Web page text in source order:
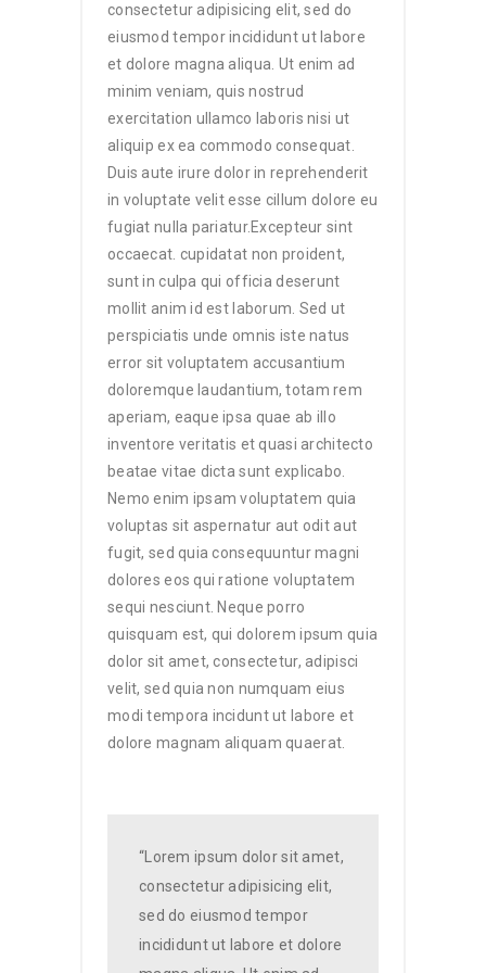
consectetur adipisicing elit, sed do
eiusmod tempor incididunt ut labore
et dolore magna aliqua. Ut enim ad
minim veniam, quis nostrud
exercitation ullamco laboris nisi ut
aliquip ex ea commodo consequat.
Duis aute irure dolor in reprehenderit
in voluptate velit esse cillum dolore eu
fugiat nulla pariatur.Excepteur sint
occaecat. cupidatat non proident,
sunt in culpa qui officia deserunt
mollit anim id est laborum. Sed ut
perspiciatis unde omnis iste natus
error sit voluptatem accusantium
doloremque laudantium, totam rem
aperiam, eaque ipsa quae ab illo
inventore veritatis et quasi architecto
beatae vitae dicta sunt explicabo.
Nemo enim ipsam voluptatem quia
voluptas sit aspernatur aut odit aut
fugit, sed quia consequuntur magni
dolores eos qui ratione voluptatem
sequi nesciunt. Neque porro
quisquam est, qui dolorem ipsum quia
dolor sit amet, consectetur, adipisci
velit, sed quia non numquam eius
modi tempora incidunt ut labore et
dolore magnam aliquam quaerat.
“Lorem ipsum dolor sit amet,
consectetur adipisicing elit,
sed do eiusmod tempor
incididunt ut labore et dolore